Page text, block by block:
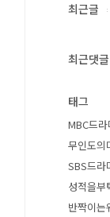
최근글
최근댓글
태그
MBC드
무인도의
SBS드라
성적을부
반짝이는